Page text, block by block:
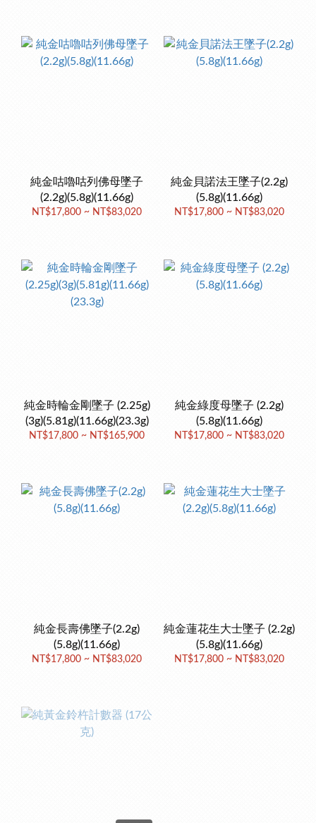
純金咕嚕咕列佛母墜子
(2.2g)(5.8g)(11.66g)
NT$17,800 ~ NT$83,020
純金貝諾法王墜子(2.2g)
(5.8g)(11.66g)
NT$17,800 ~ NT$83,020
純金時輪金剛墜子 (2.25g)
(3g)(5.81g)(11.66g)(23.3g)
NT$17,800 ~ NT$165,900
純金綠度母墜子 (2.2g)
(5.8g)(11.66g)
NT$17,800 ~ NT$83,020
純金長壽佛墜子(2.2g)
(5.8g)(11.66g)
NT$17,800 ~ NT$83,020
純金蓮花生大士墜子 (2.2g)
(5.8g)(11.66g)
NT$17,800 ~ NT$83,020